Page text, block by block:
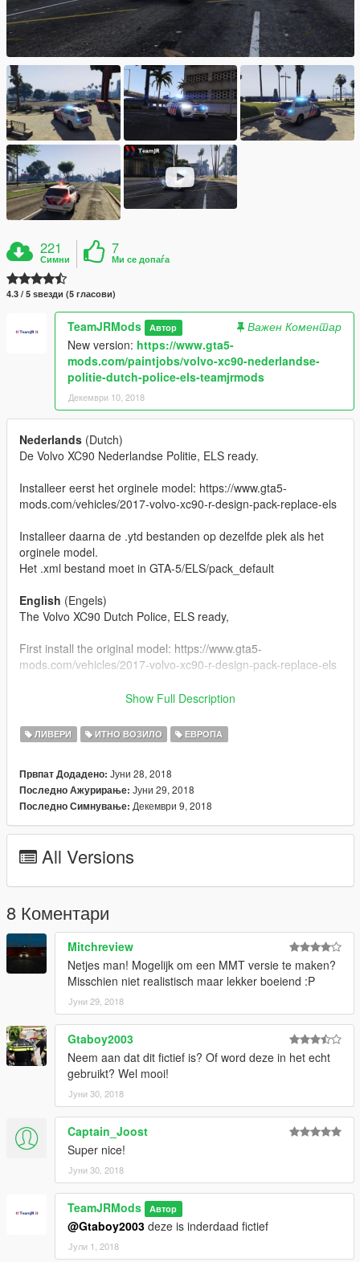
221
Симни
7
Ми се допаѓа
4.3 / 5 ѕвезди (5 гласови)
TeamJRMods Автор
Важен Коментар
New version: https://www.gta5-
mods.com/paintjobs/volvo-xc90-nederlandse-
politie-dutch-police-els-teamjrmods
Декември 10, 2018
Nederlands (Dutch)
De Volvo XC90 Nederlandse Politie, ELS ready.
Installeer eerst het orginele model: https://www.gta5-
mods.com/vehicles/2017-volvo-xc90-r-design-pack-replace-els
Installeer daarna de .ytd bestanden op dezelfde plek als het
orginele model.
Het .xml bestand moet in GTA-5/ELS/pack_default
English (Engels)
The Volvo XC90 Dutch Police, ELS ready,
First install the original model: https://www.gta5-
mods.com/vehicles/2017-volvo-xc90-r-design-pack-replace-els
After that, install the .ytd files in the same folder where you
The .xml file has to be in GTA-5/ELS/pack_default
Model | BritishGamer88
Skin | TeamJR
ELS | TeamJR
Show Full Description
ЛИВЕРИ ИТНО ВОЗИЛО ЕВРОПА
Првпат Додадено: Јуни 28, 2018
Последно Ажурирање: Јуни 29, 2018
Последно Симнување: Декември 9, 2018
All Versions
8 Коментари
Mitchreview
Netjes man! Mogelijk om een MMT versie te maken?
Misschien niet realistisch maar lekker boeiend :P
Јуни 29, 2018
Gtaboy2003
Neem aan dat dit fictief is? Of word deze in het echt
gebruikt? Wel mooi!
Јуни 30, 2018
Captain_Joost
Super nice!
Јуни 30, 2018
TeamJRMods Автор
@Gtaboy2003 deze is inderdaad fictief
Јули 1, 2018